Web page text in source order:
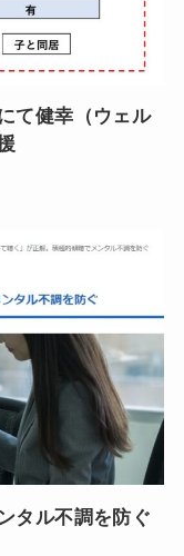
て健幸（ウェル
タル不調を防ぐ